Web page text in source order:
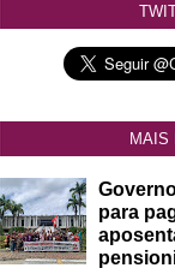
MAIS
para